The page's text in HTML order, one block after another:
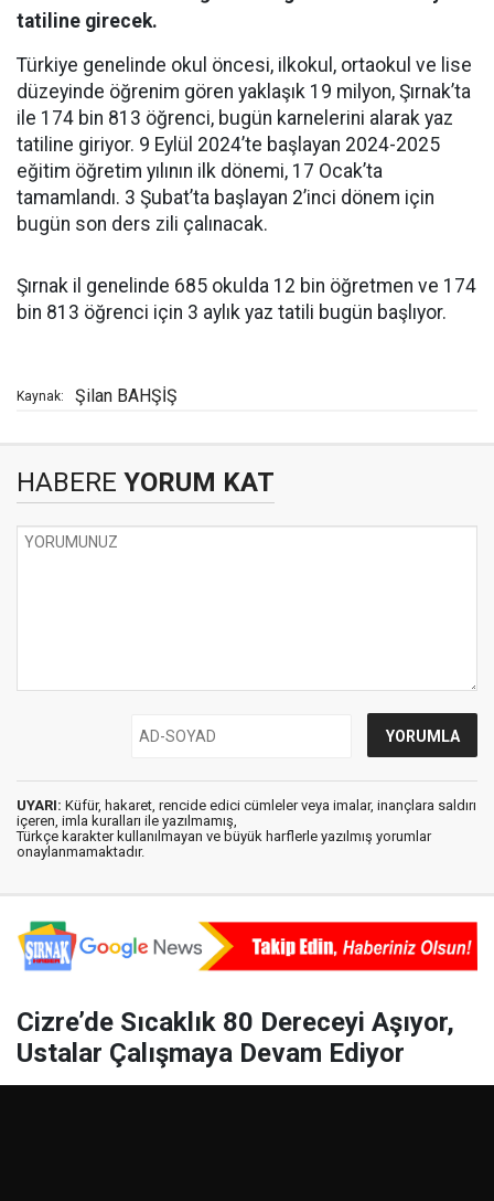
tatiline girecek.
Türkiye genelinde okul öncesi, ilkokul, ortaokul ve lise
düzeyinde öğrenim gören yaklaşık 19 milyon, Şırnak’ta
ile 174 bin 813 öğrenci, bugün karnelerini alarak yaz
tatiline giriyor. 9 Eylül 2024’te başlayan 2024-2025
eğitim öğretim yılının ilk dönemi, 17 Ocak’ta
tamamlandı. 3 Şubat’ta başlayan 2’inci dönem için
bugün son ders zili çalınacak.
Şırnak il genelinde 685 okulda 12 bin öğretmen ve 174
bin 813 öğrenci için 3 aylık yaz tatili bugün başlıyor.
Kaynak: Şilan BAHŞİŞ
HABERE YORUM KAT
UYARI: Küfür, hakaret, rencide edici cümleler veya imalar, inançlara saldırı
içeren, imla kuralları ile yazılmamış,
Türkçe karakter kullanılmayan ve büyük harflerle yazılmış yorumlar
onaylanmamaktadır.
Cizre’de Sıcaklık 80 Dereceyi Aşıyor,
Ustalar Çalışmaya Devam Ediyor